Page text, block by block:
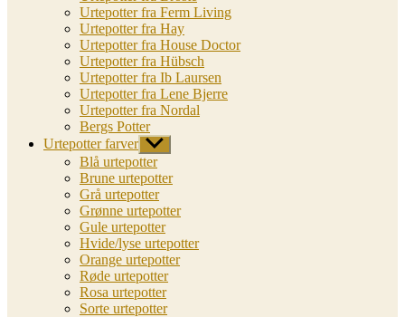
Urtepotter fra Ferm Living
Urtepotter fra Hay
Urtepotter fra House Doctor
Urtepotter fra Hübsch
Urtepotter fra Ib Laursen
Urtepotter fra Lene Bjerre
Urtepotter fra Nordal
Bergs Potter
Urtepotter farver Vis
undermenu
Blå urtepotter
Brune urtepotter
Grå urtepotter
Grønne urtepotter
Gule urtepotter
Hvide/lyse urtepotter
Orange urtepotter
Røde urtepotter
Rosa urtepotter
Sorte urtepotter